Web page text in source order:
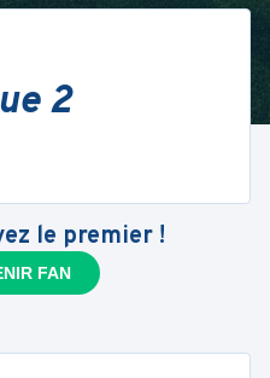
2
le premier !
FAN